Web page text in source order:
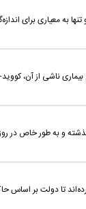
به معیاری برای
و به طور خاص در
تا دولت بر